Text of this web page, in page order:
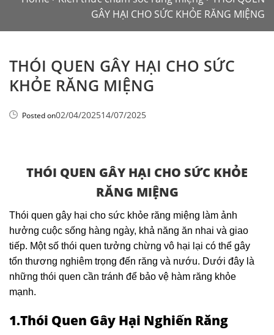
GÂY HẠI CHO SỨC KHỎE RĂNG MIỆNG
THÓI QUEN GÂY HẠI CHO SỨC
KHỎE RĂNG MIỆNG
Posted on02/04/202514/07/2025
THÓI QUEN GÂY HẠI CHO SỨC KHỎE
RĂNG MIỆNG
Thói quen gây hại cho sức khỏe răng miệng làm ảnh
hưởng cuộc sống hàng ngày, khả năng ăn nhai và giao
tiếp. Một số thói quen tưởng chừng vô hại lại có thể gây
tổn thương nghiêm trọng đến răng và nướu. Dưới đây là
những thói quen cần tránh để bảo vệ hàm răng khỏe
mạnh.
1.Thói Quen Gây Hại Nghiến Răng